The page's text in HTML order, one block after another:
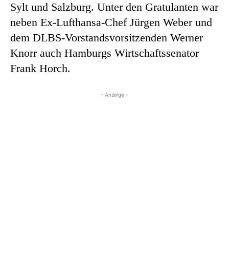
Sylt und Salzburg. Unter den Gratulanten war
neben Ex-Lufthansa-Chef Jürgen Weber und
dem DLBS-Vorstandsvorsitzenden Werner
Knorr auch Hamburgs Wirtschaftssenator
Frank Horch.
- Anzeige -